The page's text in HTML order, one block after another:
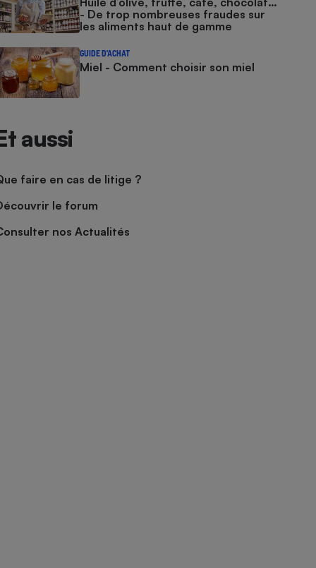
- De trop nombreuses fraudes sur
les aliments haut de gamme
GUIDE D'ACHAT
Miel - Comment choisir son miel
aussi
faire en cas de litige ?
le forum
nos Actualités